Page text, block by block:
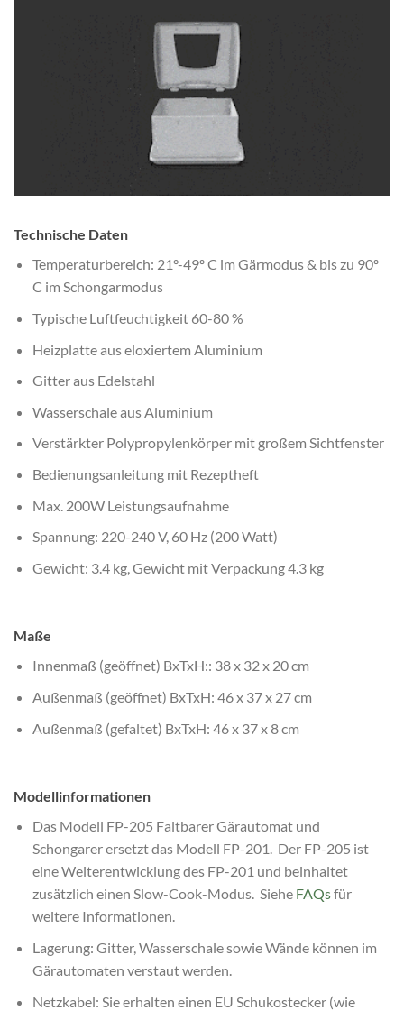
Technische Daten
Temperaturbereich: 21°-49º C im Gärmodus & bis zu 90º
C im Schongarmodus
Typische Luftfeuchtigkeit 60-80 %
Heizplatte aus eloxiertem Aluminium
Gitter aus Edelstahl
Wasserschale aus Aluminium
Verstärkter Polypropylenkörper mit großem Sichtfenster
Bedienungsanleitung mit Rezeptheft
Max. 200W Leistungsaufnahme
Spannung: 220-240 V, 60 Hz (200 Watt)
Gewicht: 3.4 kg, Gewicht mit Verpackung 4.3 kg
Maße
Innenmaß (geöffnet) BxTxH:: 38 x 32 x 20 cm
Außenmaß (geöffnet) BxTxH: 46 x 37 x 27 cm
Außenmaß (gefaltet) BxTxH: 46 x 37 x 8 cm
Modellinformationen
Das Modell FP-205 Faltbarer Gärautomat und
Schongarer ersetzt das Modell FP-201. Der FP-205 ist
eine Weiterentwicklung des FP-201 und beinhaltet
zusätzlich einen Slow-Cook-Modus. Siehe FAQsfür
weitere Informationen.
Lagerung: Gitter, Wasserschale sowie Wände können im
Gärautomaten verstaut werden.
Netzkabel: Sie erhalten einen EU Schukostecker (wie